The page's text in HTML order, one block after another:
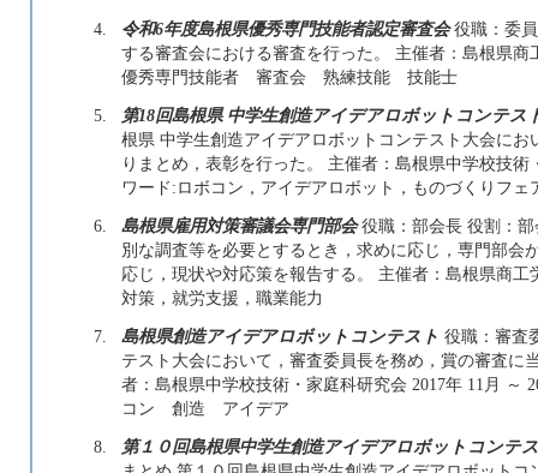
4.
令和6年度島根県優秀専門技能者認定審査会役職：委
する審査会における審査を行った。 主催者：島根県商
優秀専門技能者 審査会 熟練技能 技能士
5.
第18回島根県 中学生創造アイデアロボットコンテス
根県 中学生創造アイデアロボットコンテスト大会に
りまとめ，表彰を行った。 主催者：島根県中学校技術
ワード:ロボコン，アイデアロボット，ものづくりフェ
6.
島根県雇用対策審議会専門部会役職：部会長 役割：
別な調査等を必要とするとき，求めに応じ，専門部会
応じ，現状や対応策を報告する。 主催者：島根県商工
対策，就労支援，職業能力
7.
島根県創造アイデアロボットコンテスト 役職：審査
テスト大会において，審査委員長を務め，賞の審査に
者：島根県中学校技術・家庭科研究会 2017年 11月
コン 創造 アイデア
8.
第１０回島根県中学生創造アイデアロボットコンテ